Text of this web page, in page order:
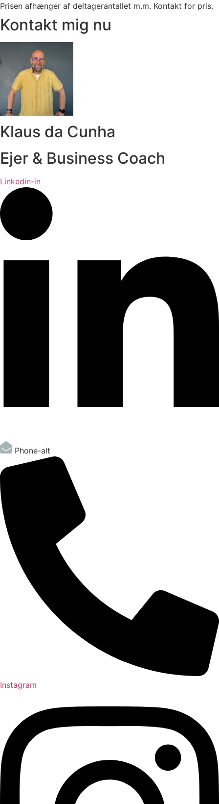
Prisen afhænger af deltagerantallet m.m. Kontakt for pris.
Kontakt mig nu
Klaus da Cunha
Ejer & Business Coach
Linkedin-in
Phone-alt
Instagram